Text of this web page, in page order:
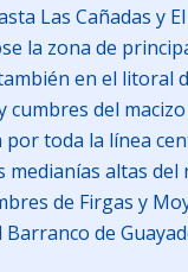
Las Cañadas y
la zona de
en el litoral
cumbres del
por toda la línea
medianías altas del
de Firgas y
de